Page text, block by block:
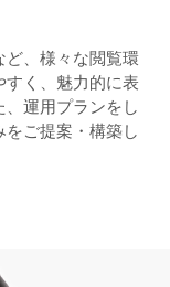
ど、様々な閲覧環
く、魅力的に表
運用プランをし
ご提案・構築し